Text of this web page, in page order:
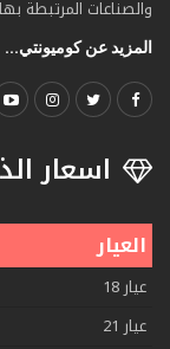
والصناعات المرتبطة
المزيد عن كوميونتي...
اسعار
العيار
عيار 18
عيار 21